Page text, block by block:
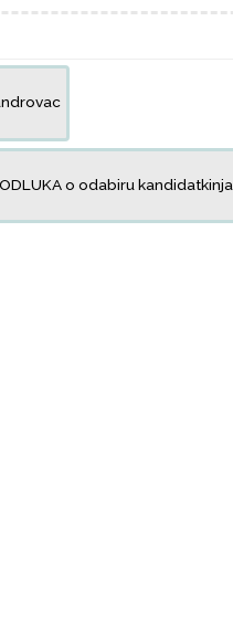
ODLUKA o odabiru kandidatkinja